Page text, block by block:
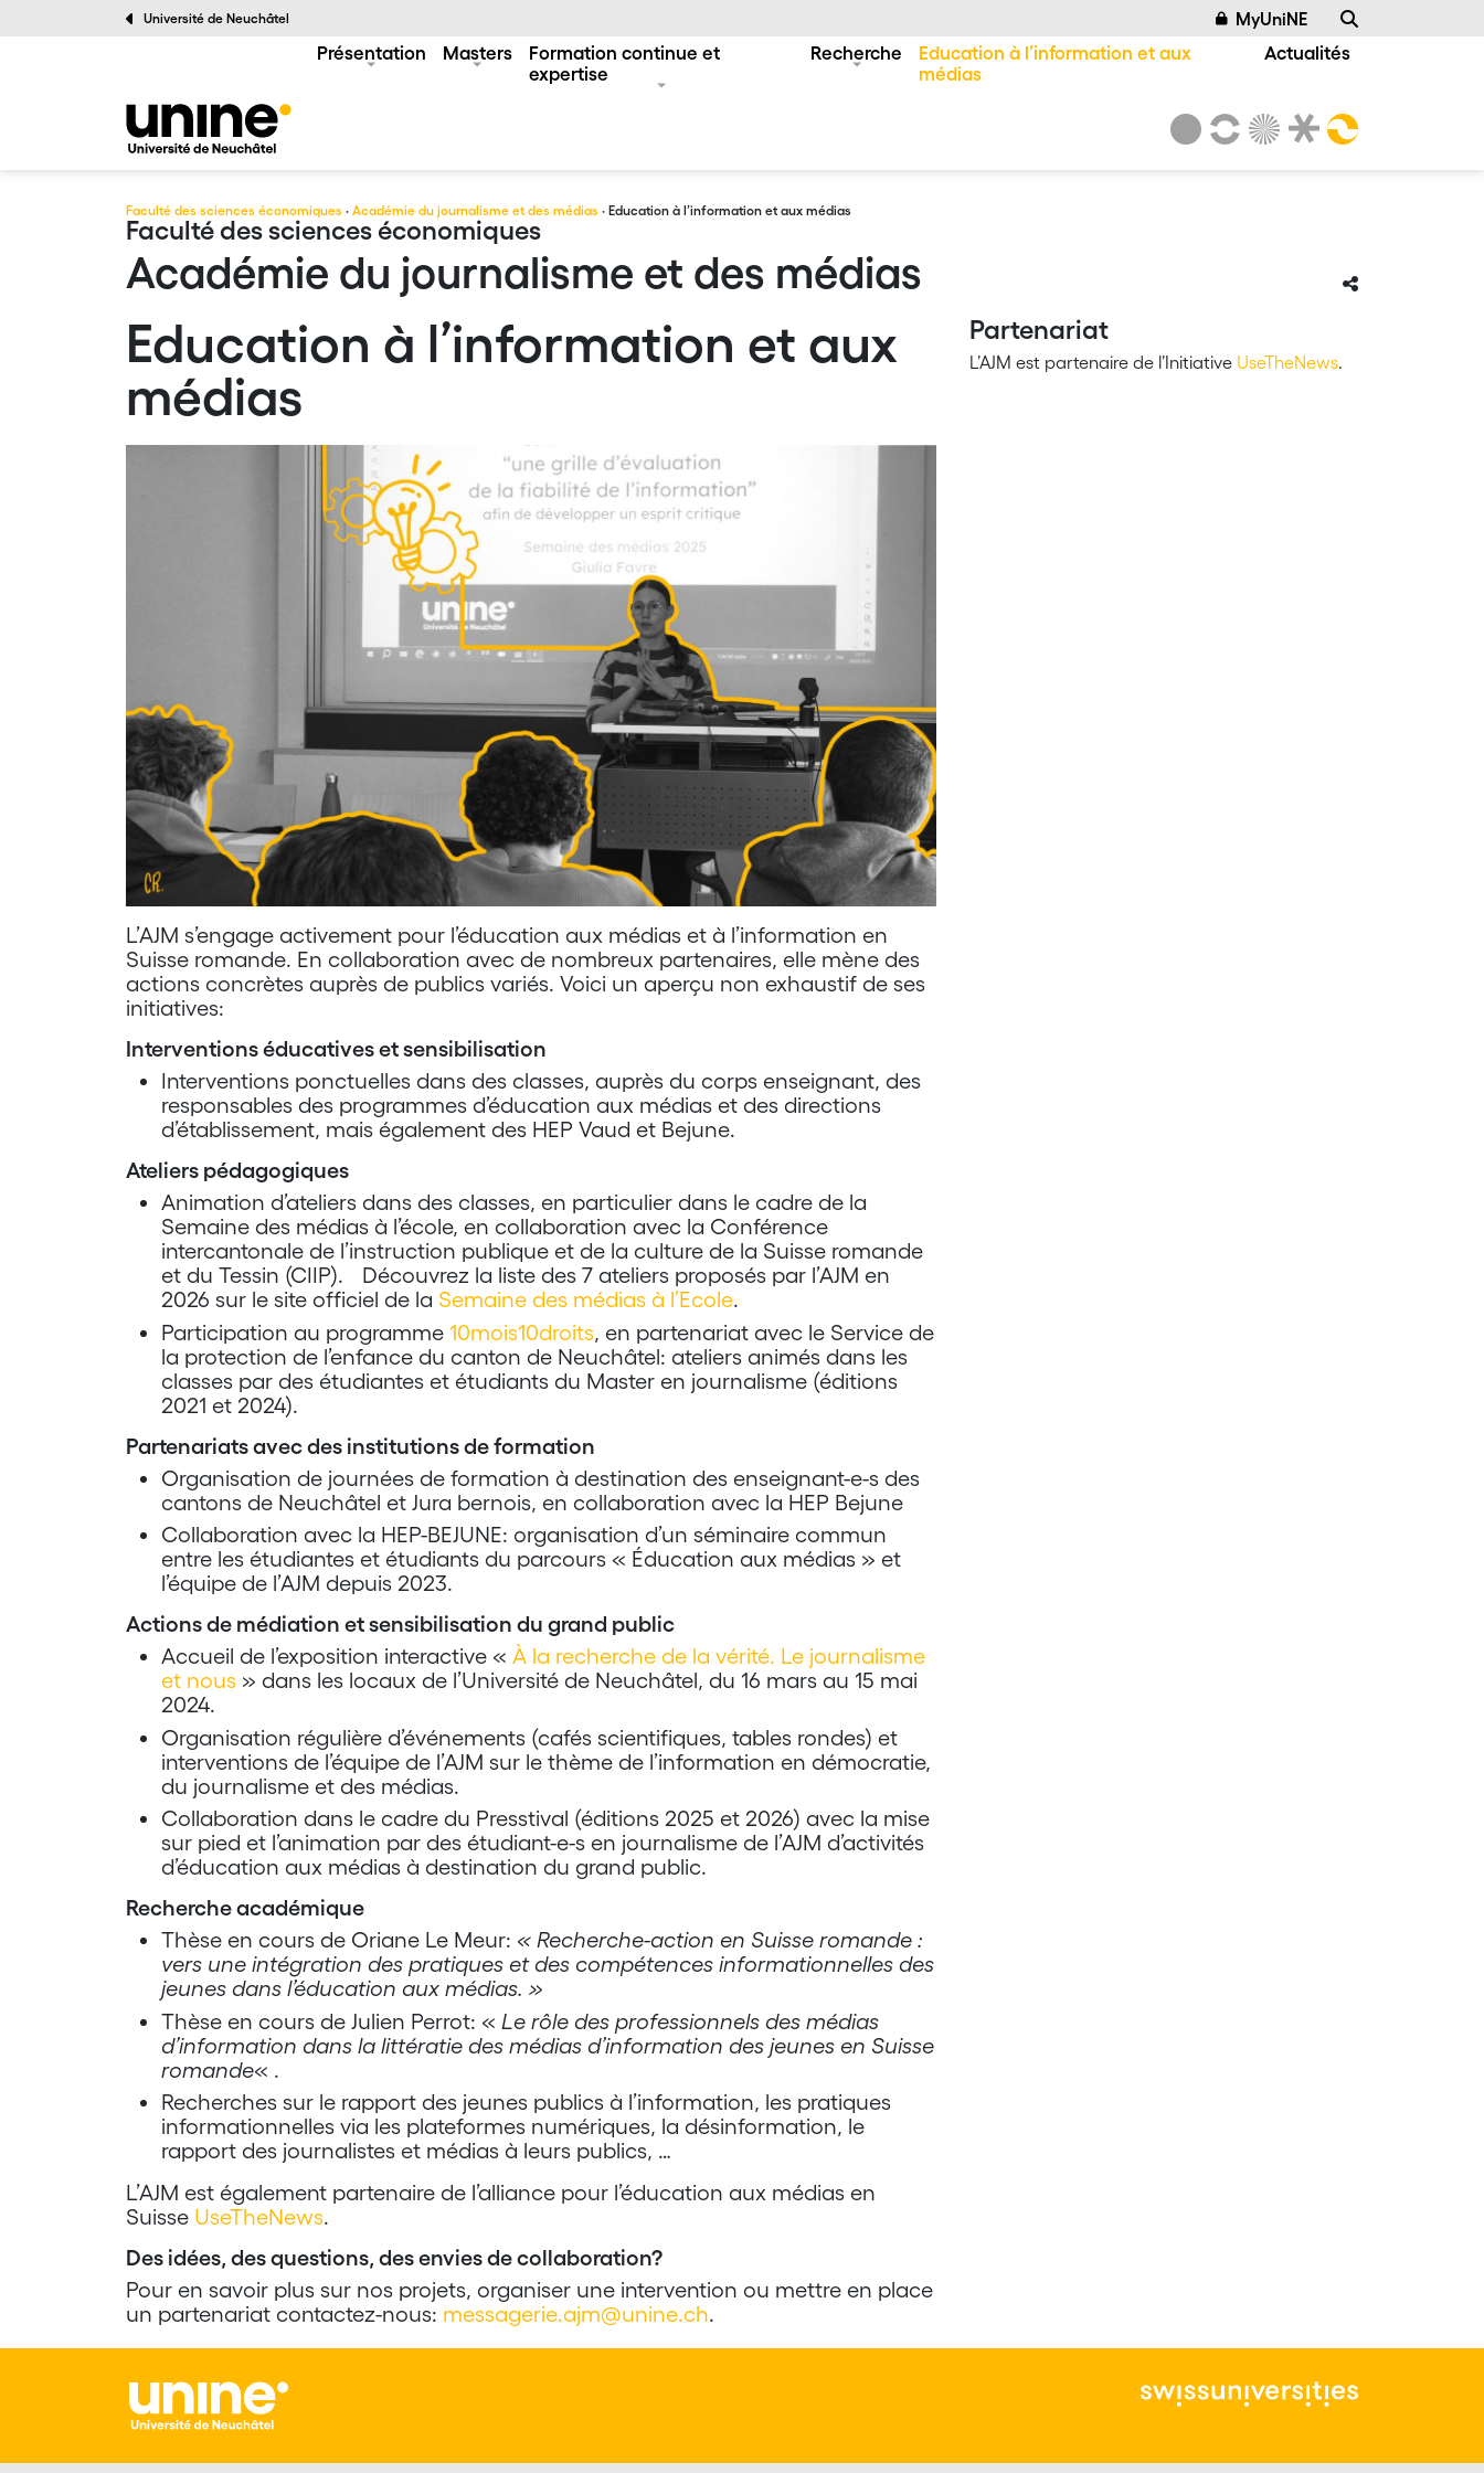
Université de Neuchâtel MyUniNE
Présentation Masters
Formation continue et
expertise
Recherche
Education à l’information et aux
médias
Actualités
Faculté des sciences économiques · Académie du journalisme et des médias · Education à l’information et aux médias
Faculté des sciences économiques
Académie du journalisme et des médias
Education à l’information et aux
médias
L’AJM s’engage activement pour l’éducation aux médias et à l’information en
Suisse romande. En collaboration avec de nombreux partenaires, elle mène des
actions concrètes auprès de publics variés. Voici un aperçu non exhaustif de ses
initiatives:
Interventions éducatives et sensibilisation
Interventions ponctuelles dans des classes, auprès du corps enseignant, des
responsables des programmes d’éducation aux médias et des directions
d’établissement, mais également des HEP Vaud et Bejune.
Ateliers pédagogiques
Animation d’ateliers dans des classes, en particulier dans le cadre de la
Semaine des médias à l’école, en collaboration avec la Conférence
intercantonale de l’instruction publique et de la culture de la Suisse romande
et du Tessin (CIIP). Découvrez la liste des 7 ateliers proposés par l’AJM en
2026 sur le site officiel de la Semaine des médias à l’Ecole.
Participation au programme 10mois10droits, en partenariat avec le Service de
la protection de l’enfance du canton de Neuchâtel: ateliers animés dans les
classes par des étudiantes et étudiants du Master en journalisme (éditions
2021 et 2024).
Partenariats avec des institutions de formation
Organisation de journées de formation à destination des enseignant-e-s des
cantons de Neuchâtel et Jura bernois, en collaboration avec la HEP Bejune
Collaboration avec la HEP-BEJUNE: organisation d’un séminaire commun
entre les étudiantes et étudiants du parcours « Éducation aux médias » et
l’équipe de l’AJM depuis 2023.
Actions de médiation et sensibilisation du grand public
Accueil de l’exposition interactive « À la recherche de la vérité. Le journalisme
et nous » dans les locaux de l’Université de Neuchâtel, du 16 mars au 15 mai
2024.
Organisation régulière d’événements (cafés scientifiques, tables rondes) et
interventions de l’équipe de l’AJM sur le thème de l’information en démocratie,
du journalisme et des médias.
Collaboration dans le cadre du Presstival (éditions 2025 et 2026) avec la mise
sur pied et l’animation par des étudiant-e-s en journalisme de l’AJM d’activités
d’éducation aux médias à destination du grand public.
Recherche académique
Thèse en cours de Oriane Le Meur: « Recherche-action en Suisse romande :
vers une intégration des pratiques et des compétences informationnelles des
jeunes dans l’éducation aux médias. »
Thèse en cours de Julien Perrot: « Le rôle des professionnels des médias
d’information dans la littératie des médias d’information des jeunes en Suisse
romande« .
Recherches sur le rapport des jeunes publics à l’information, les pratiques
informationnelles via les plateformes numériques, la désinformation, le
rapport des journalistes et médias à leurs publics, …
L’AJM est également partenaire de l’alliance pour l’éducation aux médias en
Suisse UseTheNews.
Des idées, des questions, des envies de collaboration?
Pour en savoir plus sur nos projets, organiser une intervention ou mettre en place
un partenariat contactez-nous: messagerie.ajm@unine.ch.
Partenariat
L’AJM est partenaire de l’Initiative UseTheNews.